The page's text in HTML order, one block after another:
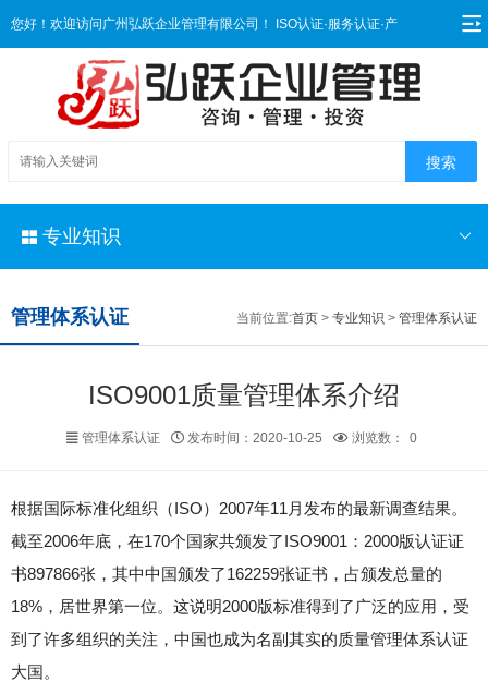
您好！欢迎访问广州弘跃企业管理有限公司！ ISO认证·服务认证·产
品认证·AAA 信用·检验检测·培训辅导一站式服务
专业知识
当前位置:首页 > 专业知识 > 管理体系认证
管理体系认证
ISO9001质量管理体系介绍
管理体系认证 发布时间：2020-10-25 浏览数： 0
根据国际标准化组织（ISO）2007年11月发布的最新调查结果。
截至2006年底，在170个国家共颁发了ISO9001：2000版认证证
书897866张，其中中国颁发了162259张证书，占颁发总量的
18%，居世界第一位。这说明2000版标准得到了广泛的应用，受
到了许多组织的关注，中国也成为名副其实的质量管理体系认证
大国。